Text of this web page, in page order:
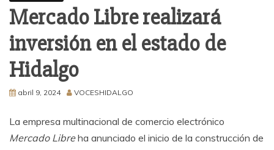
Mercado Libre realizará
inversión en el estado de
Hidalgo
abril 9, 2024 VOCESHIDALGO
La empresa multinacional de comercio electrónico
Mercado Libreha anunciado el inicio de la construcción de